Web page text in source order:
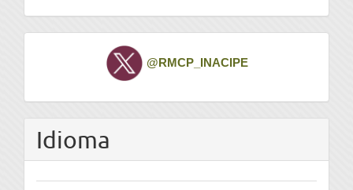
Twitter @RMCP_INACIPE
Idioma